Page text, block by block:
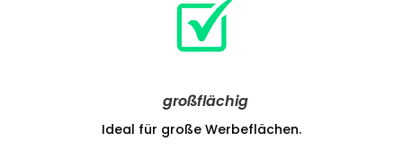
großflächig
Ideal für große Werbeflächen.